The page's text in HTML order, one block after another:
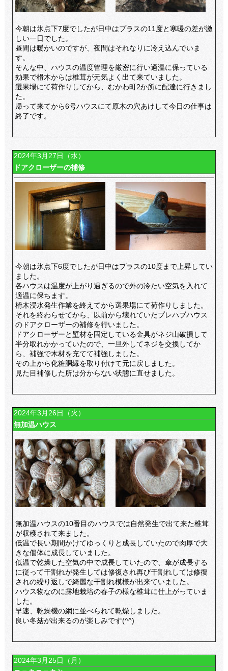
今朝は氷点下7度でしたが日中はプラスの11度と寒暖の差が激
しい一日でした。
昼間は暖かいのですが、夜間はそれなりに冷え込んでいま
す。
そんな中、ハウスの温度管理を厳密に行い適温に保っている
効果で榾木からは椎茸が元気よく出て来ていました。
選果場にて荷作りしてから、むかわ町2か所に配達に行きまし
た。
帰って来てから6号ハウスにて原木の穴あけして今日の仕事は
終了です。
2024年3月27日（水）
ドアクローザーの補修
今朝は氷点下6度でしたが日中はプラスの10度まで上昇してい
ました。
各ハウスは温度が上がり過ぎるので外の冷たい空気を入れて
適温に保ちます。
榾木浸水発生作業を終えてから選果場にて荷作りしました。
それを終わらせてから、以前から壊れていたプレハブハウス
のドアクローザーの補修を行いました。
ドアクローザーと壁材を固定している金具がネジ山破損して
半分取れかかっていたので、一旦外してネジを交換してか
ら、補強で木材を充てて補強しました。
その上から化粧胴縁を取り付けて元に戻しました。
見た目補修した所は分からない状態に直せました。
2024年3月26日（火）
無加温ハウス
無加温ハウスの10番目のハウスでは自然発生で出て来た椎茸
が収穫されて来ました。
低温で長い期間かけてゆっくりと成長していたので肉厚で大
きな個体に成長していました。
低温で乾燥した空気の中で成長していたので、傘が成長する
に従って干割れが発生しては修復され再び干割れしては修復
されの繰り返しで綺麗な干割れ模様が出来ていました。
ハウス物なのに露地栽培の春子の様な椎茸に仕上がっていま
した。
早速、乾燥機の網に並べられて乾燥しました。
良い冬菇が出来るのが楽しみです(^^)
2024年3月25日（月）